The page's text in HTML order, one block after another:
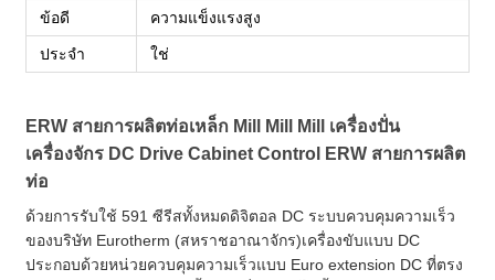
ข้อดี ความแข็งแรงสูง
ประจํา ใช่
ERW สายการผลิตท่อเหล็ก Mill Mill Mill เครื่องปั่น
เครื่องจักร DC Drive Cabinet Control ERW สายการผลิต
ท่อ
ด้วยการรับใช้ 591 ซีรีสทั้งหมดดิจิตอล DC ระบบควบคุมความเร็ว
ของบริษัท Eurotherm (สหราชอาณาจักร)เครื่องขับแบบ DC
ประกอบด้วยหน่วยควบคุมความเร็วแบบ Euro extension DC ที่ตรง